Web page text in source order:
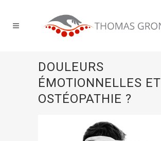
DOULEURS
ÉMOTIONNELLES ET
OSTÉOPATHIE ?